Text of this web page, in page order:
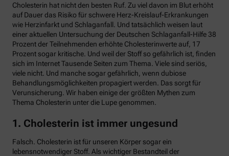
Cholesterin hat nicht den besten Ruf. Zu viel davon im Blut erhöht
auf Dauer das Risiko für schwere Herz-Kreislauf-Erkrankungen
wie Herzinfarkt und Schlaganfall. Und tatsächlich weisen laut
einer aktuellen Untersuchung der Deutschen Schlaganfall-Hilfe 38
Prozent der Teilnehmenden erhöhte Cholesterinwerte auf, 17
Prozent sogar kritische. Und weil der Stoff so gefährlich ist, finden
sich im Internet Tausende Seiten zum Thema. Viele sind seriös,
viele nicht. Und manche sogar gefährlich, wenn dubiose
Behandlungsmöglichkeiten propagiert werden. Das sorgt für
Verunsicherung. Wir haben einige der größten Mythen zum
Thema Cholesterin unter die Lupe genommen.
1. Cholesterin ist immer ungesund
Falsch. Cholesterin ist für unseren Körper sogar ein
lebensnotwendiger Stoff. Als wichtiger Bestandteil der